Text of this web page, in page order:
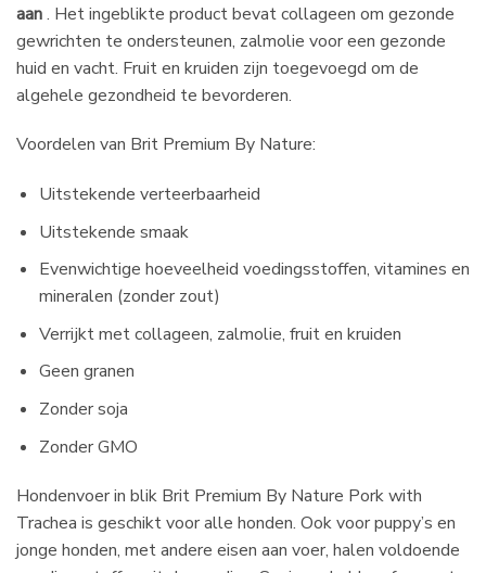
aan. Het ingeblikte product bevat collageen om gezonde
gewrichten te ondersteunen, zalmolie voor een gezonde
huid en vacht. Fruit en kruiden zijn toegevoegd om de
algehele gezondheid te bevorderen.
Voordelen van Brit Premium By Nature:
Uitstekende verteerbaarheid
Uitstekende smaak
Evenwichtige hoeveelheid voedingsstoffen, vitamines en
mineralen (zonder zout)
Verrijkt met collageen, zalmolie, fruit en kruiden
Geen granen
Zonder soja
Zonder GMO
Hondenvoer in blik Brit Premium By Nature Pork with
Trachea is geschikt voor alle honden. Ook voor puppy’s en
jonge honden, met andere eisen aan voer, halen voldoende